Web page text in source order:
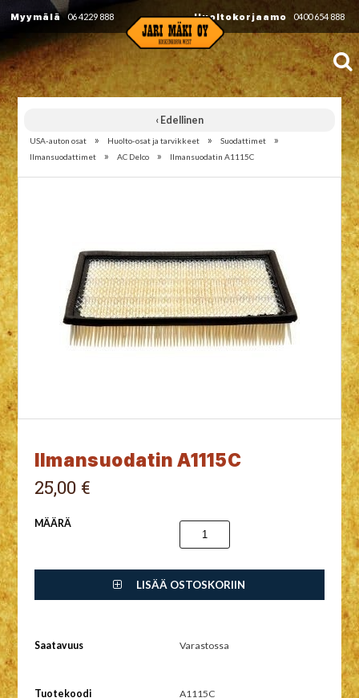
Myymälä 06 4229 888 Huoltokorjaamo 0400 654 888
‹ Edellinen
USA-auton osat » Huolto-osat ja tarvikkeet » Suodattimet »
Ilmansuodattimet » AC Delco » Ilmansuodatin A1115C
Ilmansuodatin A1115C
25,00 €
MÄÄRÄ
LISÄÄ OSTOSKORIIN
Saatavuus Varastossa
Tuotekoodi A1115C